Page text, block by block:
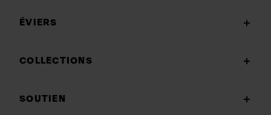
ÉVIERS
COLLECTIONS
SOUTIEN